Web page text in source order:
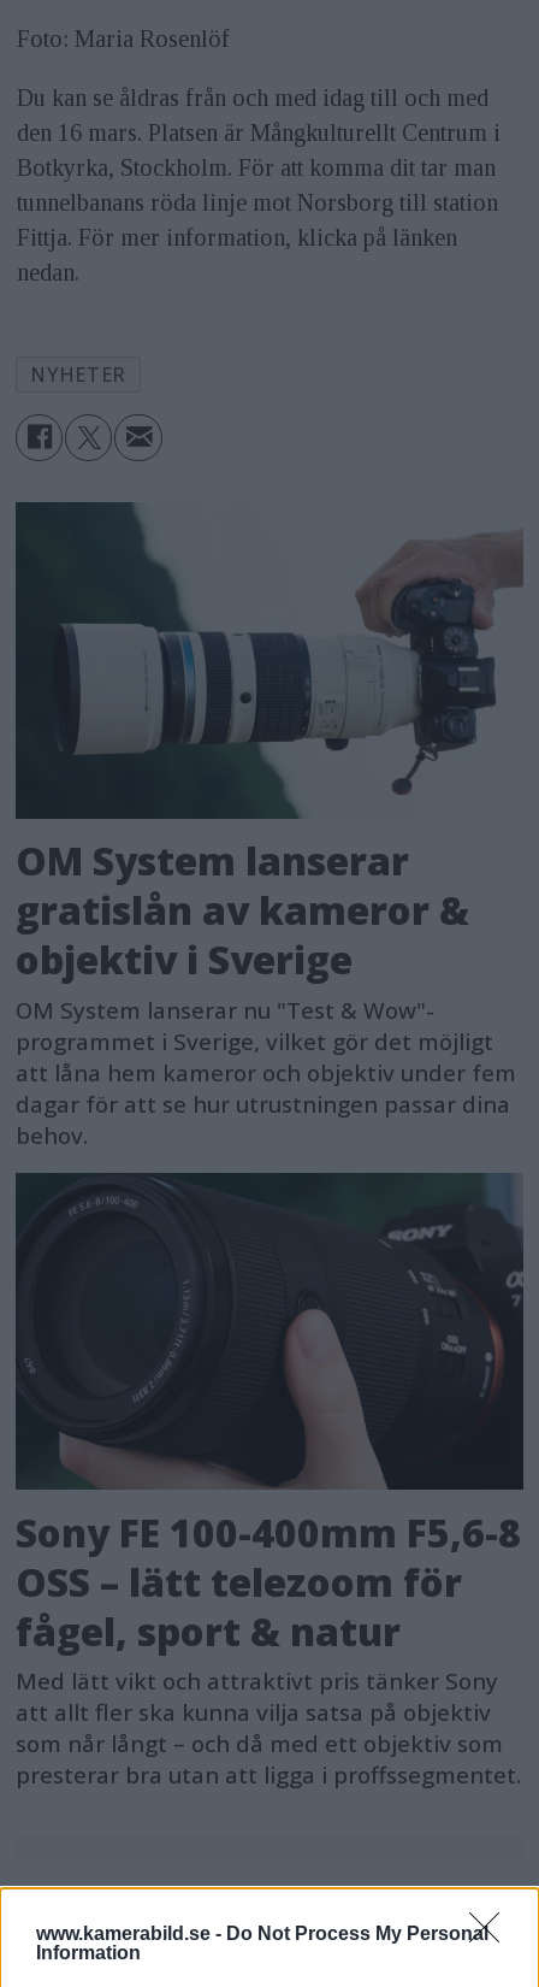
www.kamerabild.se - Do Not Process My Personal
Information
Foto: Maria Rosenlöf
Du kan se åldras från och med idag till och med
den 16 mars. Platsen är Mångkulturellt Centrum i
Botkyrka, Stockholm. För att komma dit tar man
tunnelbanans röda linje mot Norsborg till station
Fittja. För mer information, klicka på länken
nedan.
NYHETER
OM System lanserar
gratislån av kameror &
objektiv i Sverige
OM System lanserar nu "Test & Wow"-
programmet i Sverige, vilket gör det möjligt
att låna hem kameror och objektiv under fem
dagar för att se hur utrustningen passar dina
behov.
Sony FE 100-400mm F5,6-8
OSS – lätt telezoom för
fågel, sport & natur
Med lätt vikt och attraktivt pris tänker Sony
att allt fler ska kunna vilja satsa på objektiv
som når långt – och då med ett objektiv som
presterar bra utan att ligga i proffssegmentet.
MEST LÄST JUST NU